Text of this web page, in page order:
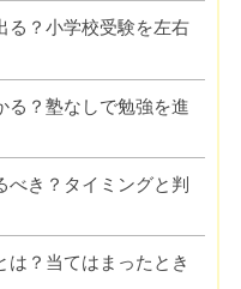
る？小学校受験を左右
る？塾なしで勉強を進
き？タイミングと判
は？当てはまったとき